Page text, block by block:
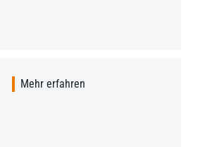
Mehr erfahren